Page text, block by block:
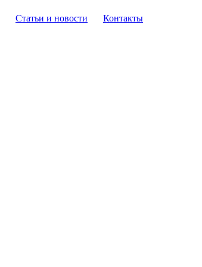
Статьи и новости
Контакты